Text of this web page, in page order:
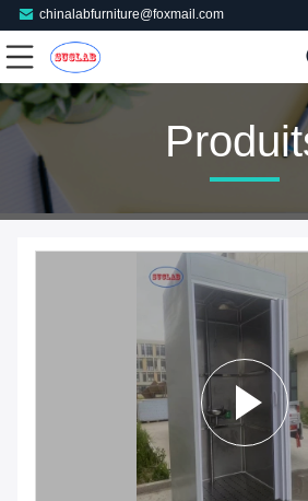
chinalabfurniture@foxmail.com